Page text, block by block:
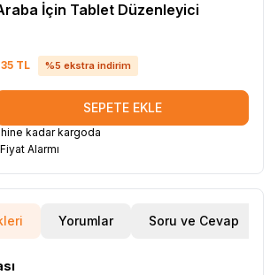
İçin Tablet Düzenleyici
TL %5 ekstra indirim
SEPETE EKLE
kadar kargoda
Fiyat Alarmı
Yorumlar Soru ve Cevap